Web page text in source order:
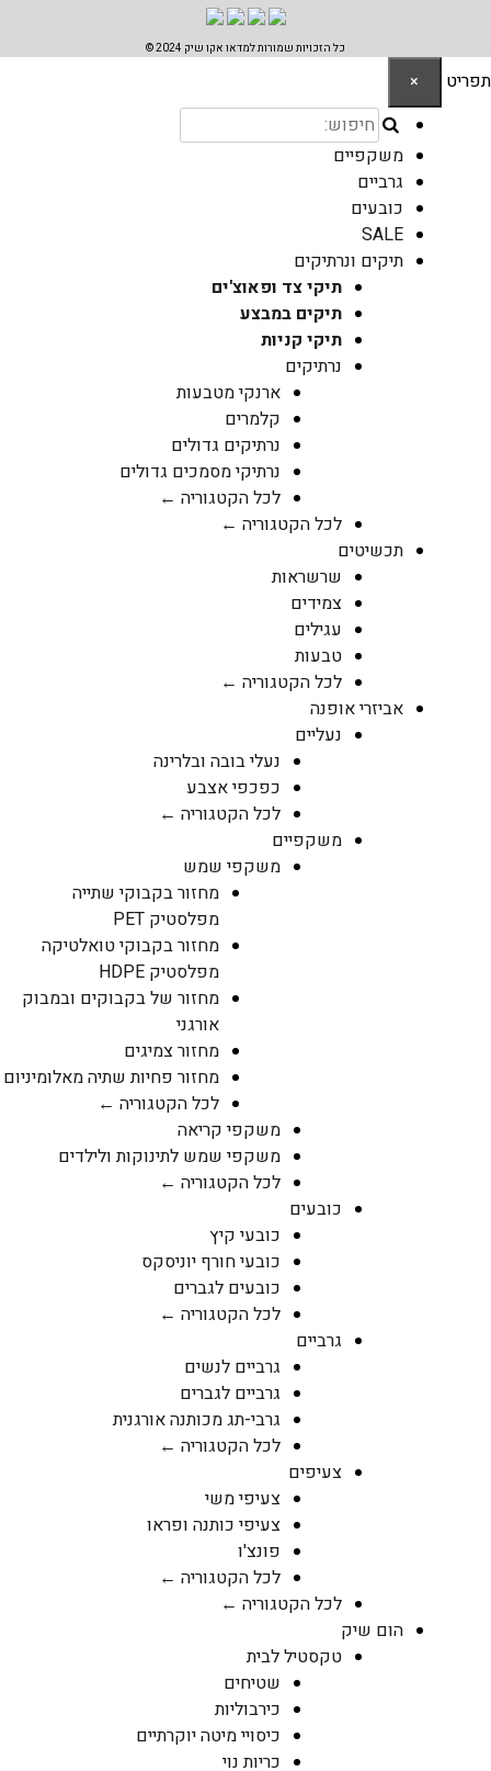
כל הזכויות שמורות למדאו אקו שיק 2024 ©
תפריט ×
משקפיים
גרביים
כובעים
SALE
תיקים ונרתיקים
תיקי צד ופאוצ'ים
תיקים במבצע
תיקי קניות
נרתיקים
ארנקי מטבעות
קלמרים
נרתיקים גדולים
נרתיקי מסמכים גדולים
לכל הקטגוריה ←
לכל הקטגוריה ←
תכשיטים
שרשראות
צמידים
עגילים
טבעות
לכל הקטגוריה ←
אביזרי אופנה
נעליים
נעלי בובה ובלרינה
כפכפי אצבע
לכל הקטגוריה ←
משקפיים
משקפי שמש
מחזור בקבוקי שתייה
מפלסטיק PET
מחזור בקבוקי טואלטיקה
מפלסטיק HDPE
מחזור של בקבוקים ובמבוק
אורגני
מחזור צמיגים
מחזור פחיות שתיה מאלומיניום
לכל הקטגוריה ←
משקפי קריאה
משקפי שמש לתינוקות ולילדים
לכל הקטגוריה ←
כובעים
כובעי קיץ
כובעי חורף יוניסקס
כובעים לגברים
לכל הקטגוריה ←
גרביים
גרביים לנשים
גרביים לגברים
גרבי-תג מכותנה אורגנית
לכל הקטגוריה ←
צעיפים
צעיפי משי
צעיפי כותנה ופראו
פונצ'ו
לכל הקטגוריה ←
לכל הקטגוריה ←
הום שיק
טקסטיל לבית
שטיחים
כירבוליות
כיסויי מיטה יוקרתיים
כריות נוי